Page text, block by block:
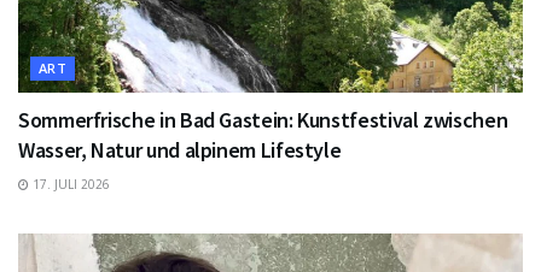
ART
Sommerfrische in Bad Gastein: Kunstfestival zwischen
Wasser, Natur und alpinem Lifestyle
17. JULI 2026